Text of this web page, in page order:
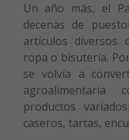
Un año más, el
decenas de
artículos diversos
ropa o bisutería.
se volvía a
agroalimentaria
productos
caseros, tartas,